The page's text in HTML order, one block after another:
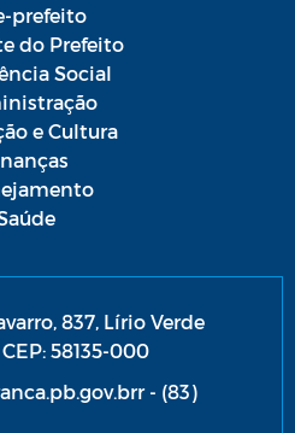
prefeito
do Prefeito
Social
e Cultura
837, Lírio Verde
58135-000
- (83)